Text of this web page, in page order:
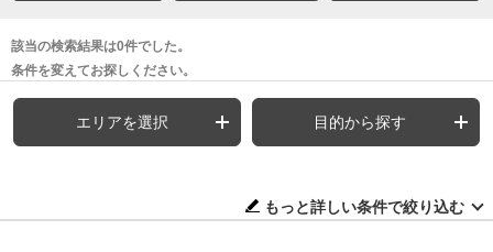
該当の検索結果は0件でした。
条件を変えてお探しください。
エリアを選択 目的から探す
もっと詳しい条件で絞り込む